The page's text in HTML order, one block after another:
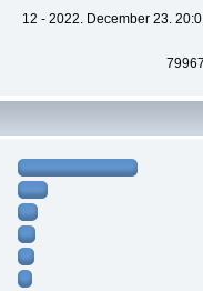
12 - 2022. December 23.